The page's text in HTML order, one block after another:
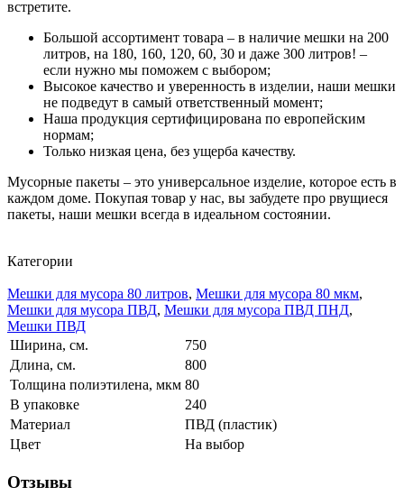
встретите.
Большой ассортимент товара – в наличие мешки на 200
литров, на 180, 160, 120, 60, 30 и даже 300 литров! –
если нужно мы поможем с выбором;
Высокое качество и уверенность в изделии, наши мешки
не подведут в самый ответственный момент;
Наша продукция сертифицирована по европейским
нормам;
Только низкая цена, без ущерба качеству.
Мусорные пакеты – это универсальное изделие, которое есть в
каждом доме. Покупая товар у нас, вы забудете про рвущиеся
пакеты, наши мешки всегда в идеальном состоянии.
Категории
Мешки для мусора 80 литров, Мешки для мусора 80 мкм,
Мешки для мусора ПВД, Мешки для мусора ПВД ПНД,
Мешки ПВД
Ширина, см.
750
Длина, см.
800
Толщина полиэтилена, мкм 80
В упаковке
240
Материал
ПВД (пластик)
Цвет
На выбор
Отзывы